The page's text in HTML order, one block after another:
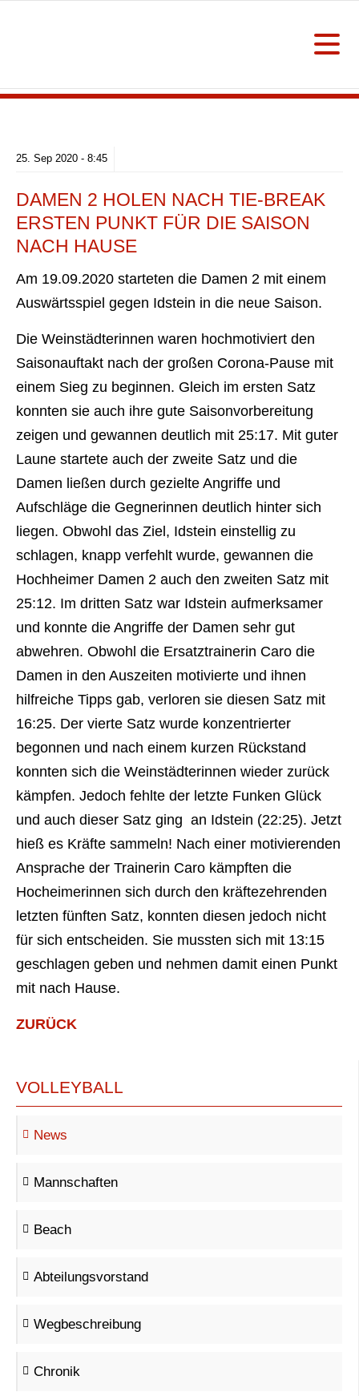
25. Sep 2020 - 8:45
DAMEN 2 HOLEN NACH TIE-BREAK
ERSTEN PUNKT FÜR DIE SAISON
NACH HAUSE
Am 19.09.2020 starteten die Damen 2 mit einem
Auswärtsspiel gegen Idstein in die neue Saison.
Die Weinstädterinnen waren hochmotiviert den
Saisonauftakt nach der großen Corona-Pause mit
einem Sieg zu beginnen. Gleich im ersten Satz
konnten sie auch ihre gute Saisonvorbereitung
zeigen und gewannen deutlich mit 25:17. Mit guter
Laune startete auch der zweite Satz und die
Damen ließen durch gezielte Angriffe und
Aufschläge die Gegnerinnen deutlich hinter sich
liegen. Obwohl das Ziel, Idstein einstellig zu
schlagen, knapp verfehlt wurde, gewannen die
Hochheimer Damen 2 auch den zweiten Satz mit
25:12. Im dritten Satz war Idstein aufmerksamer
und konnte die Angriffe der Damen sehr gut
abwehren. Obwohl die Ersatztrainerin Caro die
Damen in den Auszeiten motivierte und ihnen
hilfreiche Tipps gab, verloren sie diesen Satz mit
16:25. Der vierte Satz wurde konzentrierter
begonnen und nach einem kurzen Rückstand
konnten sich die Weinstädterinnen wieder zurück
kämpfen. Jedoch fehlte der letzte Funken Glück
und auch dieser Satz ging an Idstein (22:25). Jetzt
hieß es Kräfte sammeln! Nach einer motivierenden
Ansprache der Trainerin Caro kämpften die
Hocheimerinnen sich durch den kräftezehrenden
letzten fünften Satz, konnten diesen jedoch nicht
für sich entscheiden. Sie mussten sich mit 13:15
geschlagen geben und nehmen damit einen Punkt
mit nach Hause.
ZURÜCK
VOLLEYBALL
News
Mannschaften
Beach
Abteilungsvorstand
Wegbeschreibung
Chronik